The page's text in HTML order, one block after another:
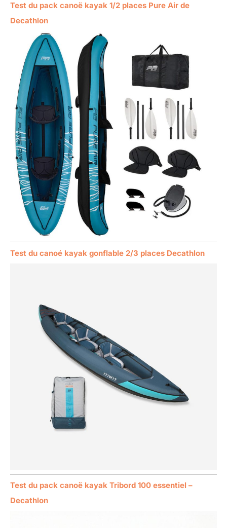
Test du pack canoë kayak 1/2 places Pure Air de
Decathlon
Test du canoé kayak gonflable 2/3 places Decathlon
Test du pack canoë kayak Tribord 100 essentiel –
Decathlon